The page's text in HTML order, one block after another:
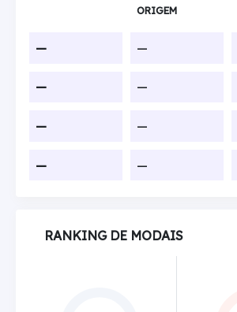
ORIGEM
— —
— —
— —
— —
RANKING DE MODAIS